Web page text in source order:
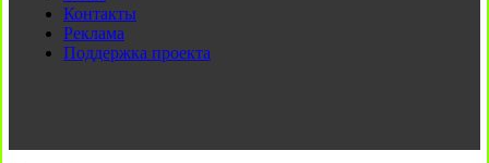
Контакты
Реклама
Поддержка проекта